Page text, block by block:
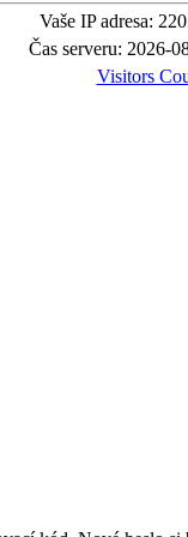
Vaše IP adresa:
Čas serveru: 2026-
Visitors